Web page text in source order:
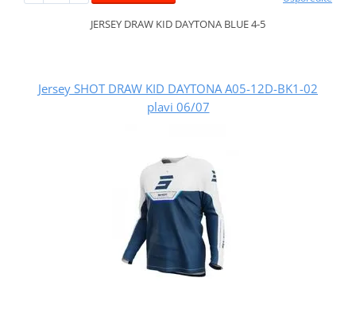
JERSEY DRAW KID DAYTONA BLUE 4-5
Jersey SHOT DRAW KID DAYTONA A05-12D-BK1-02
plavi 06/07